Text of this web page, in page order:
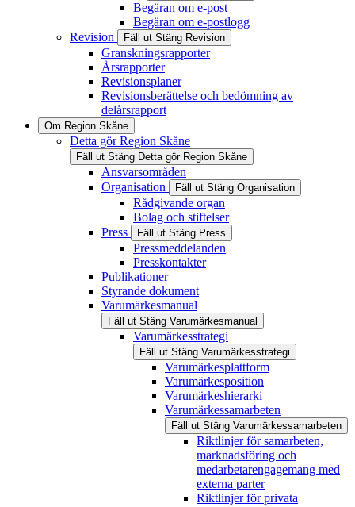
Begäran om e-post
Begäran om e-postlogg
Revision
Fäll ut Stäng Revision
Granskningsrapporter
Årsrapporter
Revisionsplaner
Revisionsberättelse och bedömning av
delårsrapport
Om Region Skåne
Detta gör Region Skåne
Fäll ut Stäng Detta gör Region Skåne
Ansvarsområden
Organisation
Fäll ut Stäng Organisation
Rådgivande organ
Bolag och stiftelser
Press
Fäll ut Stäng Press
Pressmeddelanden
Presskontakter
Publikationer
Styrande dokument
Varumärkesmanual
Fäll ut Stäng Varumärkesmanual
Varumärkesstrategi
Fäll ut Stäng Varumärkesstrategi
Varumärkesplattform
Varumärkesposition
Varumärkeshierarki
Varumärkessamarbeten
Fäll ut Stäng Varumärkessamarbeten
Riktlinjer för samarbeten,
marknadsföring och
medarbetarengagemang med
externa parter
Riktlinjer för privata